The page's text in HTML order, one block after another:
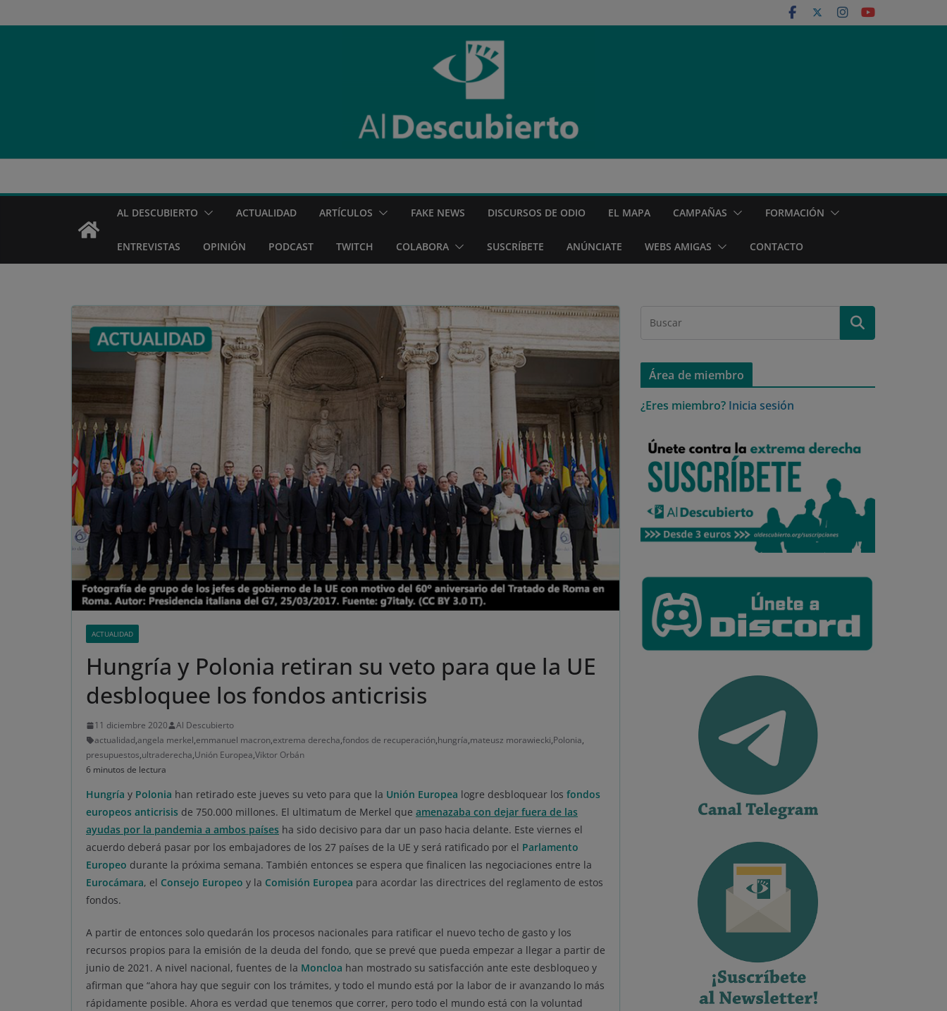
al
AL DESCUBIERTO ACTUALIDAD ARTÍCULOS FAKE NEWS DISCURSOS DE ODIO EL MAPA CAMPAÑAS FORMACIÓN
ENTREVISTAS OPINIÓN PODCAST TWITCH COLABORA SUSCRÍBETE ANÚNCIATE WEBS AMIGAS CONTACTO
ACTUALIDAD
Hungría y Polonia retiran su veto para que la UE
desbloquee los fondos anticrisis
11 diciembre 2020
Al Descubierto
actualidad,angela merkel,emmanuel macron,extrema derecha,fondos de recuperación,hungría,mateusz morawiecki,Polonia,
presupuestos,ultraderecha,Unión Europea,Viktor Orbán
6 minutos de lectura
Hungría y Polonia han retirado este jueves su veto para que la Unión Europea logre desbloquear los fondos
europeos anticrisis de 750.000 millones. El ultimatum de Merkel que amenazaba con dejar fuera de las
ayudas por la pandemia a ambos países ha sido decisivo para dar un paso hacia delante. Este viernes el
acuerdo deberá pasar por los embajadores de los 27 países de la UE y será ratificado por el Parlamento
Europeo durante la próxima semana. También entonces se espera que finalicen las negociaciones entre la
Eurocámara, el Consejo Europeo y la Comisión Europea para acordar las directrices del reglamento de estos
fondos.
A partir de entonces solo quedarán los procesos nacionales para ratificar el nuevo techo de gasto y los
recursos propios para la emisión de la deuda del fondo, que se prevé que pueda empezar a llegar a partir de
junio de 2021. A nivel nacional, fuentes de la Moncloa han mostrado su satisfacción ante este desbloqueo y
afirman que “ahora hay que seguir con los trámites, y todo el mundo está por la labor de ir avanzando lo más
rápidamente posible. Ahora es verdad que tenemos que correr, pero todo el mundo está con la voluntad
Área de miembro
¿Eres miembro? Inicia sesión